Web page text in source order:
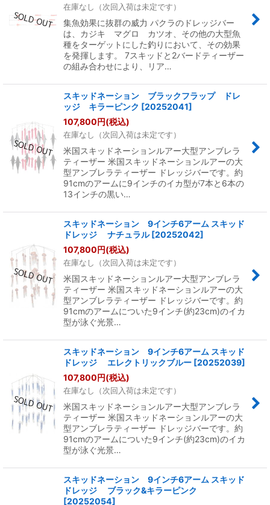
在庫なし（次回入荷は未定です）
集魚効果に抜群の威力 パクラのドレッジバー
は、カジキ マグロ カツオ、その他の大型魚
種をターゲットにした釣りにおいて、その効果
を発揮します。 7スキッドと2バードティーザー
の組み合わせにより、リア…
スキッドネーション ブラックフラップ ドレ
ッジ キラーピンク [20252041]
107,800円(税込)
在庫なし（次回入荷は未定です）
米国スキッドネーションルアー大型アンブレラ
ティーザー 米国スキッドネーションルアーの大
型アンブレラティーザー ドレッジバーです。約
91cmのアームに9インチのイカ型が7本と6本の
13インチの黒い…
スキッドネーション 9インチ6アーム スキッド
ドレッジ ナチュラル [20252042]
107,800円(税込)
在庫なし（次回入荷は未定です）
米国スキッドネーションルアー大型アンブレラ
ティーザー 米国スキッドネーションルアーの大
型アンブレラティーザー ドレッジバーです。約
91cmのアームについた9インチ(約23cm)のイカ
型が泳ぐ光景…
スキッドネーション 9インチ6アーム スキッド
ドレッジ エレクトリックブルー [20252039]
107,800円(税込)
在庫なし（次回入荷は未定です）
米国スキッドネーションルアー大型アンブレラ
ティーザー 米国スキッドネーションルアーの大
型アンブレラティーザー ドレッジバーです。約
91cmのアームについた9インチ(約23cm)のイカ
型が泳ぐ光景…
スキッドネーション 9インチ6アーム スキッド
ドレッジ ブラック&キラーピンク
[20252054]